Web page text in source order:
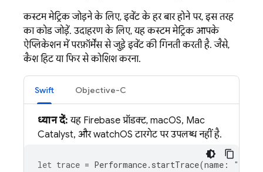
कस्टम मेट्रिक जोड़ने के लिए, इवेंट के हर बार होने पर, इस तरह
का कोड जोड़ें. उदाहरण के लिए, यह कस्टम मेट्रिक आपके
ऐप्लिकेशन में परफ़ॉर्मेंस से जुड़े इवेंट की गिनती करती है. जैसे,
कैश हिट या फिर से कोशिश करना.
Swift Objective-C
ध्यान दें: यह Firebase प्रॉडक्ट, macOS, Mac
Catalyst, और watchOS टारगेट पर उपलब्ध नहीं है.
let trace = Performance. startTrace(name : "